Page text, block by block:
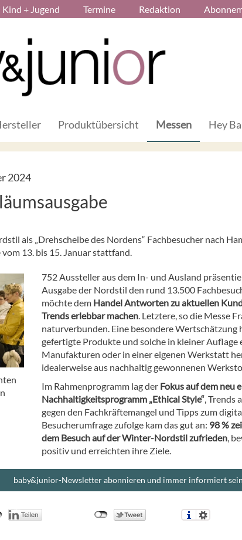
Kind + Jugend Termine Redaktion
Produktübersicht Messen Hey
2024
als „Drehscheibe des Nordens“ Fachbesucher nach
13. bis 15. Januar stattfand.
752 Aussteller aus dem In- und Ausland
Ausgabe der Nordstil den rund 13.500
möchte dem Handel Antworten zu aktuellen
Trends erlebbar machen. Letztere, so die Messe
naturverbunden. Eine besondere Wertschätzung
gefertigte Produkte und solche in kleiner Auflage
Manufakturen oder in einer eigenen Werkstatt
idealerweise aus nachhaltig gewonnenen
Im Rahmenprogramm lag der Fokus auf dem neu
Nachhaltigkeitsprogramm „Ethical Style“, Trends
gegen den Fachkräftemangel und Tipps zum
Besucherumfrage zufolge kam das gut an: 98 %
dem Besuch auf der Winter-Nordstil zufrieden,
positiv und erreichten ihre Ziele.
baby&junior-Newsletter abonnieren und immer informiert